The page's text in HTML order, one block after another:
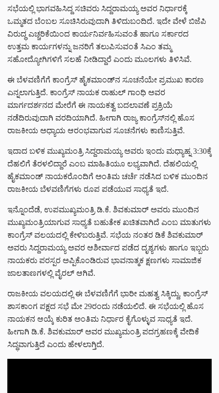
ಸಭೆಯಲ್ಲಿ ಭಾಗವಹಿಸಿದ್ದ ಸಚಿವರು ಸಿದ್ದರಾಮಯ್ಯ ಅವರ ನಿರ್ಧಾರಕ್ಕೆ
ಒಮ್ಮತದ ಬೆಂಬಲ ಸೂಚಿಸಿರುವುದಾಗಿ ತಿಳಿದುಬಂದಿದೆ. ಇದೇ ವೇಳೆ ಬಿಜೆಪಿ
ವಿರುದ್ಧ ಎಚ್ಚರಿಕೆಯಿಂದ ಕಾರ್ಯನಿರ್ವಹಿಸುವಂತೆ ಹಾಗೂ ಸರ್ಕಾರದ
ಉತ್ತಮ ಕಾರ್ಯಗಳನ್ನು ಜನರಿಗೆ ತಲುಪಿಸುವಂತೆ ಸಿಎಂ ತಮ್ಮ
ಸಹೋದ್ಯೋಗಿಗಳಿಗೆ ಸಲಹೆ ನೀಡಿದ್ದಾರೆ ಎಂದು ಮೂಲಗಳು ತಿಳಿಸಿವೆ.
ಈ ಬೆಳವಣಿಗೆಗೆ ಕಾಂಗ್ರೆಸ್ ಹೈಕಮಾಂಡ್‌ನ ಸೂಚನೆಯೇ ಪ್ರಮುಖ ಕಾರಣ
ಎನ್ನಲಾಗುತ್ತಿದೆ. ಕಾಂಗ್ರೆಸ್ ನಾಯಕ ರಾಹುಲ್ ಗಾಂಧಿ ಅವರ
ಮಾರ್ಗದರ್ಶನದ ಮೇರೆಗೆ ಈ ನಾಯಕತ್ವ ಬದಲಾವಣೆ ಪ್ರಕ್ರಿಯೆ
ನಡೆದಿರುವುದಾಗಿ ವರದಿಯಾಗಿದೆ. ಹೀಗಾಗಿ ರಾಜ್ಯ ಕಾಂಗ್ರೆಸ್‌ನಲ್ಲಿ ಹೊಸ
ರಾಜಕೀಯ ಅಧ್ಯಾಯ ಆರಂಭವಾಗುವ ಸೂಚನೆಗಳು ಕಾಣಿಸುತ್ತಿವೆ.
ಇದಾದ ಬಳಿಕ ಮುಖ್ಯಮಂತ್ರಿ ಸಿದ್ದರಾಮಯ್ಯ ಅವರು ಇಂದು ಮಧ್ಯಾಹ್ನ 3:30ಕ್ಕೆ
ದೆಹಲಿಗೆ ತೆರಳಲಿದ್ದಾರೆ ಎಂಬ ಮಾಹಿತಿಯೂ ಲಭ್ಯವಾಗಿದೆ. ದೆಹಲಿಯಲ್ಲಿ
ಹೈಕಮಾಂಡ್ ನಾಯಕರೊಂದಿಗೆ ಅಂತಿಮ ಚರ್ಚೆ ನಡೆಸಿದ ಬಳಿಕ ಮುಂದಿನ
ರಾಜಕೀಯ ಬೆಳವಣಿಗೆಗಳು ರೂಪ ಪಡೆಯುವ ಸಾಧ್ಯತೆ ಇದೆ.
ಇನ್ನೊಂದೆಡೆ, ಉಪಮುಖ್ಯಮಂತ್ರಿ ಡಿ.ಕೆ. ಶಿವಕುಮಾರ್ ಅವರು ಮುಂದಿನ
ಮುಖ್ಯಮಂತ್ರಿಯಾಗುವ ಸಾಧ್ಯತೆ ಬಹುತೇಕ ಖಚಿತವಾಗಿದೆ ಎಂಬ ಮಾತುಗಳು
ಕಾಂಗ್ರೆಸ್ ವಲಯದಲ್ಲಿ ಕೇಳಿಬರುತ್ತಿವೆ. ಸಭೆಯ ನಂತರ ಡಿಕೆ ಶಿವಕುಮಾರ್
ಅವರು ಸಿದ್ದರಾಮಯ್ಯ ಅವರ ಆಶೀರ್ವಾದ ಪಡೆದ ದೃಶ್ಯಗಳು ಹಾಗೂ ಇಬ್ಬರು
ನಾಯಕರು ಪರಸ್ಪರ ಅಪ್ಪಿಕೊಂಡಿರುವ ಭಾವನಾತ್ಮಕ ಕ್ಷಣಗಳು ಸಾಮಾಜಿಕ
ಜಾಲತಾಣಗಳಲ್ಲಿ ವೈರಲ್ ಆಗಿವೆ.
ರಾಜಕೀಯ ವಲಯದಲ್ಲಿ ಈ ಬೆಳವಣಿಗೆಗೆ ಭಾರೀ ಮಹತ್ವ ಸಿಕ್ಕಿದ್ದು, ಕಾಂಗ್ರೆಸ್
ಶಾಸಕಾಂಗ ಪಕ್ಷದ ಸಭೆ ಮೇ 29ರಂದು ನಡೆಯಲಿದೆ. ಈ ಸಭೆಯಲ್ಲಿ ಹೊಸ
ನಾಯಕನ ಆಯ್ಕೆ ಕುರಿತ ಅಂತಿಮ ನಿರ್ಧಾರ ಕೈಗೊಳ್ಳುವ ಸಾಧ್ಯತೆ ಇದೆ.
ಹೀಗಾಗಿ ಡಿ.ಕೆ. ಶಿವಕುಮಾರ್ ಅವರ ಮುಖ್ಯಮಂತ್ರಿ ಪದಗ್ರಹಣಕ್ಕೆ ವೇದಿಕೆ
ಸಿದ್ಧವಾಗುತ್ತಿದೆ ಎಂದು ಹೇಳಲಾಗ್ತಿದೆ.